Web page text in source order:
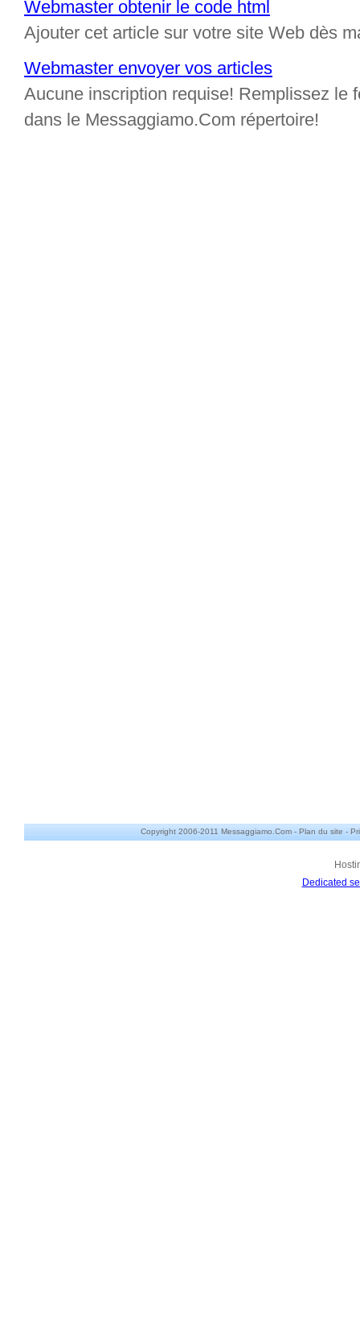
Webmaster obtenir le code html
Ajouter cet article sur votre site Web dès
Webmaster envoyer vos articles
Aucune inscription requise! Remplissez le
dans le Messaggiamo.Com répertoire!
Copyright 2006-2011 Messaggiamo.Com - Plan du site -
Dedicated